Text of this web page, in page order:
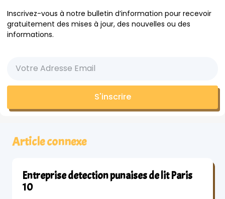
Inscrivez-vous à notre bulletin d’information pour recevoir
gratuitement des mises à jour, des nouvelles ou des
informations.
S'inscrire
Article connexe
Entreprise detection punaises de lit Paris
10